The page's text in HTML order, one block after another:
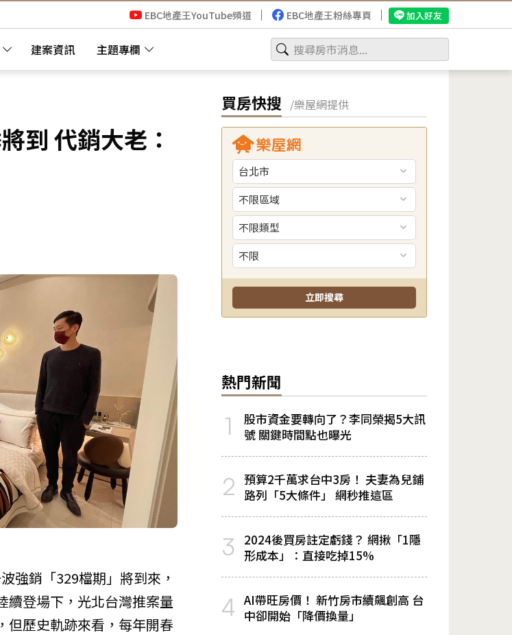
建案資訊 主題專欄
EBC地產王YouTube頻道 EBC地產王粉絲專頁 加入好友
到 代銷大老：
強銷「329檔期」將到來，
續登場下，光北台灣推案量
但歷史軌跡來看，每年開春
買房快搜 /樂屋網提供
熱門新聞
1
股市資金要轉向了？李同榮揭5大訊
號 關鍵時間點也曝光
2 預算2千萬求台中3房！ 夫妻為兒鋪
路列「5大條件」 網秒推這區
3
2024後買房註定虧錢？ 網揪「1隱
形成本」：直接吃掉15%
4 AI帶旺房價！ 新竹房市續飆創高 台
中卻開始「降價換量」